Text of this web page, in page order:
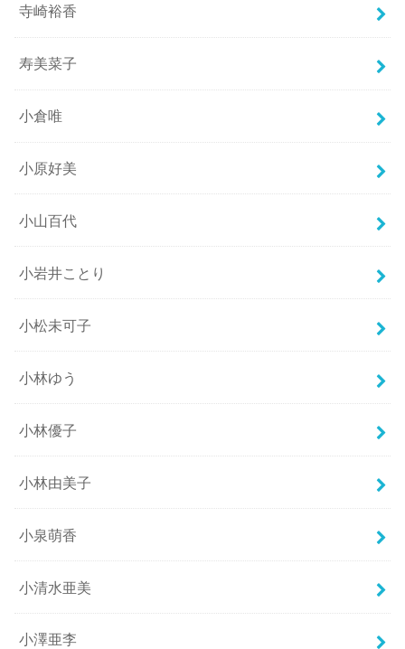
寺崎裕香
寿美菜子
小倉唯
小原好美
小山百代
小岩井ことり
小松未可子
小林ゆう
小林優子
小林由美子
小泉萌香
小清水亜美
小澤亜李